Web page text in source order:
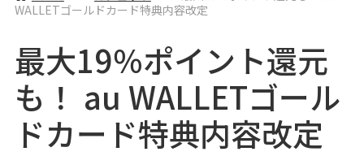
WALLETゴールドカード特典内容改定
最大19％ポイント還元
も！ au WALLETゴール
ドカード特典内容改定